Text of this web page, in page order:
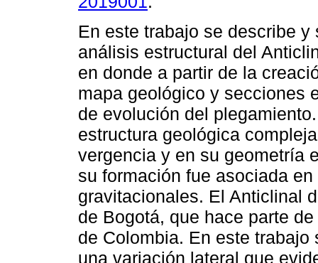
En este trabajo se describe y
análisis estructural del
en donde a partir de la
mapa geológico y secciones
de evolución del
estructura geológica
vergencia y en su geometría
su formación fue asociada
gravitacionales. El Anticlinal
de Bogotá, que hace parte
de Colombia. En este
una variación lateral que